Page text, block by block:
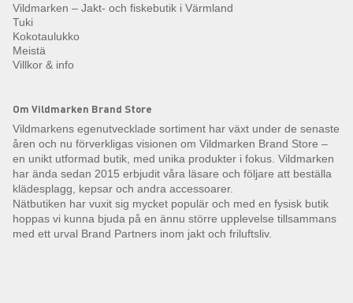
Vildmarken – Jakt- och fiskebutik i Värmland
Tuki
Kokotaulukko
Meistä
Villkor & info
Om Vildmarken Brand Store
Vildmarkens egenutvecklade sortiment har växt under de senaste
åren och nu förverkligas visionen om Vildmarken Brand Store –
en unikt utformad butik, med unika produkter i fokus. Vildmarken
har ända sedan 2015 erbjudit våra läsare och följare att beställa
klädesplagg, kepsar och andra accessoarer.
Nätbutiken har vuxit sig mycket populär och med en fysisk butik
hoppas vi kunna bjuda på en ännu större upplevelse tillsammans
med ett urval Brand Partners inom jakt och friluftsliv.